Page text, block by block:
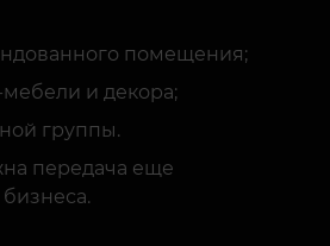
и декора;
группы.
передача еще